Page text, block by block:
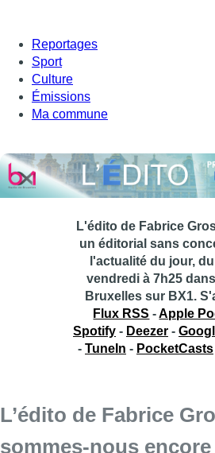
Reportages
Sport
Culture
Émissions
Ma commune
L'édito de Fabrice
un éditorial sans
l'actualité du jour,
vendredi à 7h25
Bruxelles sur BX1.
Flux RSS -Apple
Spotify- Deezer-
- TuneIn - PocketCasts